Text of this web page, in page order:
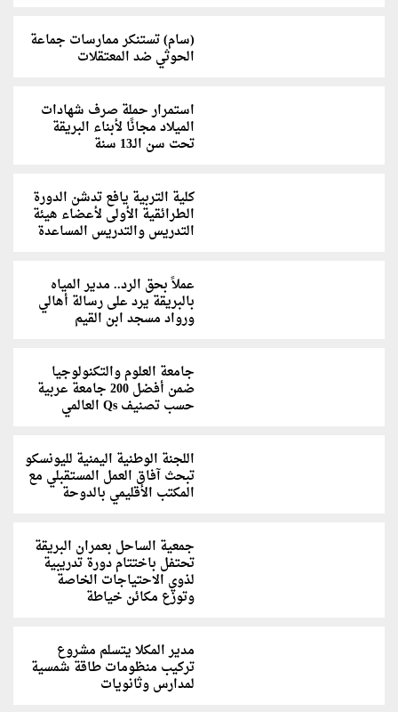
(سام) تستنكر ممارسات جماعة
الحوثي ضد المعتقلات
استمرار حملة صرف شهادات
الميلاد مجانًا لأبناء البريقة
تحت سن الـ13 سنة
كلية التربية يافع تدشن الدورة
الطرائقية الأولى لأعضاء هيئة
التدريس والتدريس المساعدة
عملاً بحق الرد.. مدير المياه
بالبريقة يرد على رسالة أهالي
ورواد مسجد ابن القيم
جامعة العلوم والتكنولوجيا
ضمن أفضل 200 جامعة عربية
حسب تصنيف Qs العالمي
اللجنة الوطنية اليمنية لليونسكو
تبحث آفاق العمل المستقبلي مع
المكتب الأقليمي بالدوحة
جمعية الساحل بعمران البريقة
تحتفل باختتام دورة تدريبية
لذوي الاحتياجات الخاصة
وتوزع مكائن خياطة
مدير المكلا يتسلم مشروع
تركيب منظومات طاقة شمسية
لمدارس وثانويات